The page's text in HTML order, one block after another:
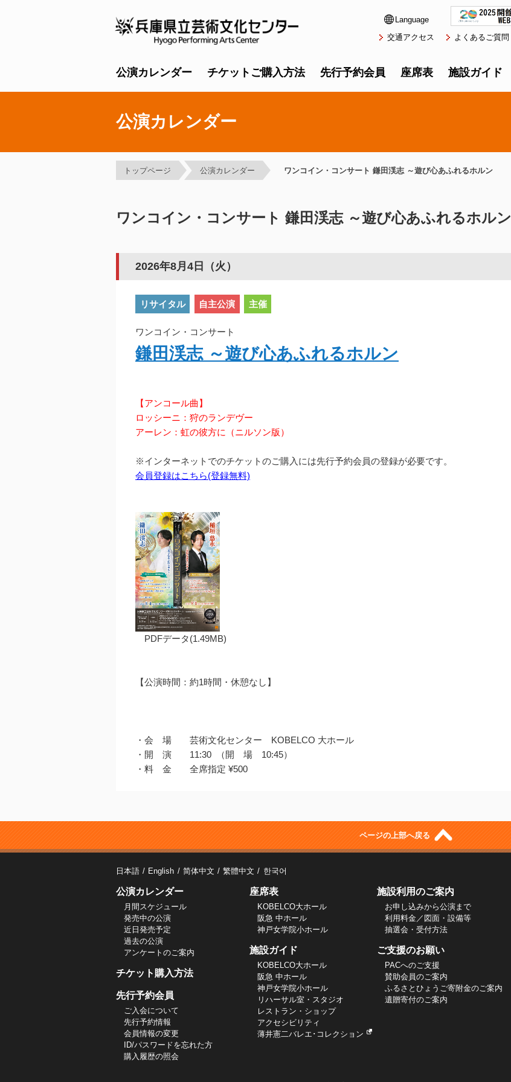
Language
交通アクセス
よくあるご質問
公演カレンダー チケットご購入方法 先行予約会員 座席表 施設ガイド
公演カレンダー
トップページ 公演カレンダー ワンコイン・コンサート 鎌田渓志 ～遊び心あふれるホルン
ワンコイン・コンサート 鎌田渓志 ～遊び心あふれるホルン
2026年8月4日（火）
リサイタル 自主公演 主催
ワンコイン・コンサート
鎌田渓志 ～遊び心あふれるホルン
【アンコール曲】
ロッシーニ：狩のランデヴー
アーレン：虹の彼方に（ニルソン版）
※インターネットでのチケットのご購入には先行予約会員の登録が必要です。
会員登録はこちら(登録無料)
PDFデータ(1.49MB)
【公演時間：約1時間・休憩なし】
・会 場 芸術文化センター KOBELCO 大ホール
・開 演 11:30 （開 場 10:45）
・料 金 全席指定 ¥500
ページの上部へ戻る
日本語 English 简体中文 繁體中文 한국어
公演カレンダー
月間スケジュール
発売中の公演
近日発売予定
過去の公演
アンケートのご案内
チケット購入方法
先行予約会員
ご入会について
先行予約情報
会員情報の変更
ID/パスワードを忘れた方
購入履歴の照会
座席表
KOBELCO大ホール
阪急 中ホール
神戸女学院小ホール
施設ガイド
KOBELCO大ホール
阪急 中ホール
神戸女学院小ホール
リハーサル室・スタジオ
レストラン・ショップ
アクセシビリティ
薄井憲二バレエ･コレクション
施設利用のご案内
お申し込みから公演まで
利用料金／図面・設備等
抽選会・受付方法
ご支援のお願い
PACへのご支援
賛助会員のご案内
ふるさとひょうご寄附金のご案内
遺贈寄付のご案内